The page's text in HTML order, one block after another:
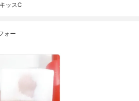
ッスC
ォー